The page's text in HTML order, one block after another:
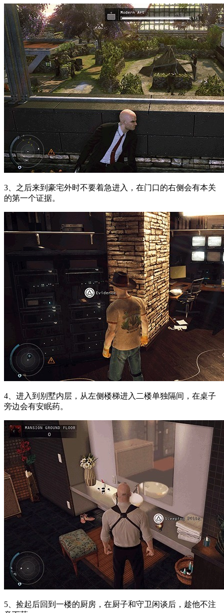
3、之后来到豪宅外时不要着急进入，在门口的右侧会有本关
的第一个证据。
4、进入到别墅内层，从左侧楼梯进入二楼单独隔间，在桌子
旁边会有安眠药。
5、捡起后回到一楼的厨房，在厨子和守卫闲谈后，趁他不注